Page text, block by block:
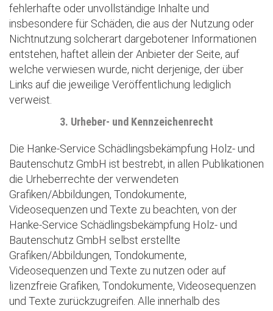
fehlerhafte oder unvollständige Inhalte und
insbesondere für Schäden, die aus der Nutzung oder
Nichtnutzung solcherart dargebotener Informationen
entstehen, haftet allein der Anbieter der Seite, auf
welche verwiesen wurde, nicht derjenige, der über
Links auf die jeweilige Veröffentlichung lediglich
verweist.
3. Urheber- und Kennzeichenrecht
Die Hanke-Service Schädlingsbekämpfung Holz- und
Bautenschutz GmbH ist bestrebt, in allen Publikationen
die Urheberrechte der verwendeten
Grafiken/Abbildungen, Tondokumente,
Videosequenzen und Texte zu beachten, von der
Hanke-Service Schädlingsbekämpfung Holz- und
Bautenschutz GmbH selbst erstellte
Grafiken/Abbildungen, Tondokumente,
Videosequenzen und Texte zu nutzen oder auf
lizenzfreie Grafiken, Tondokumente, Videosequenzen
und Texte zurückzugreifen. Alle innerhalb des